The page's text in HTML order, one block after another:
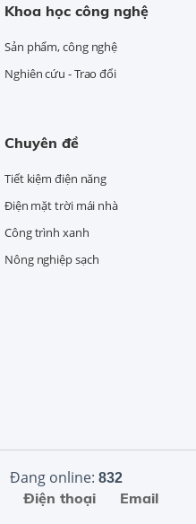
Khoa học công nghệ
Sản phẩm, công nghệ
Nghiên cứu - Trao đổi
Chuyên đề
Tiết kiệm điện năng
Điện mặt trời mái nhà
Công trình xanh
Nông nghiệp sạch
Đang online: 832
Email
Điện thoại